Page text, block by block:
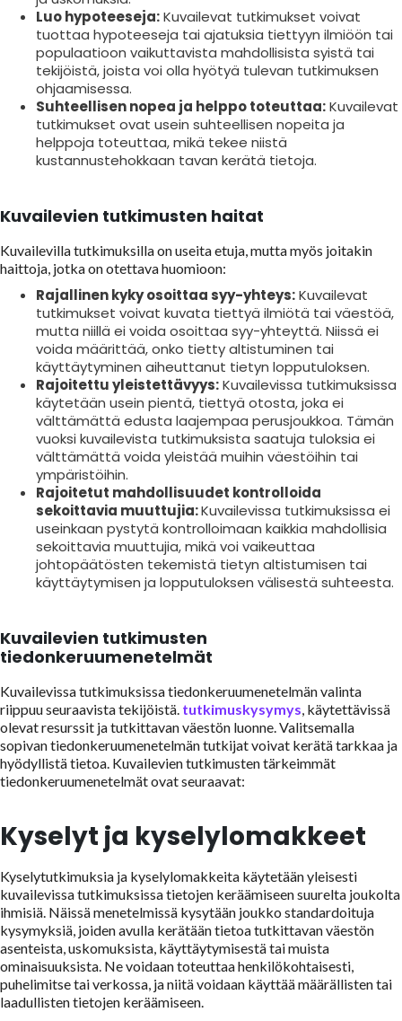
Luo hypoteeseja:Kuvailevat tutkimukset voivat
tuottaa hypoteeseja tai ajatuksia tiettyyn ilmiöön tai
populaatioon vaikuttavista mahdollisista syistä tai
tekijöistä, joista voi olla hyötyä tulevan tutkimuksen
ohjaamisessa.
Suhteellisen nopea ja helppo toteuttaa:Kuvailevat
tutkimukset ovat usein suhteellisen nopeita ja
helppoja toteuttaa, mikä tekee niistä
kustannustehokkaan tavan kerätä tietoja.
Kuvailevien tutkimusten haitat
Kuvailevilla tutkimuksilla on useita etuja, mutta myös joitakin
haittoja, jotka on otettava huomioon:
Rajallinen kyky osoittaa syy-yhteys:Kuvailevat
tutkimukset voivat kuvata tiettyä ilmiötä tai väestöä,
mutta niillä ei voida osoittaa syy-yhteyttä. Niissä ei
voida määrittää, onko tietty altistuminen tai
käyttäytyminen aiheuttanut tietyn lopputuloksen.
Rajoitettu yleistettävyys:Kuvailevissa tutkimuksissa
käytetään usein pientä, tiettyä otosta, joka ei
välttämättä edusta laajempaa perusjoukkoa. Tämän
vuoksi kuvailevista tutkimuksista saatuja tuloksia ei
välttämättä voida yleistää muihin väestöihin tai
ympäristöihin.
Rajoitetut mahdollisuudet kontrolloida
sekoittavia muuttujia:Kuvailevissa tutkimuksissa ei
useinkaan pystytä kontrolloimaan kaikkia mahdollisia
sekoittavia muuttujia, mikä voi vaikeuttaa
johtopäätösten tekemistä tietyn altistumisen tai
käyttäytymisen ja lopputuloksen välisestä suhteesta.
Kuvailevien tutkimusten
tiedonkeruumenetelmät
Kuvailevissa tutkimuksissa tiedonkeruumenetelmän valinta
riippuu seuraavista tekijöistä. tutkimuskysymys, käytettävissä
olevat resurssit ja tutkittavan väestön luonne. Valitsemalla
sopivan tiedonkeruumenetelmän tutkijat voivat kerätä tarkkaa ja
hyödyllistä tietoa. Kuvailevien tutkimusten tärkeimmät
tiedonkeruumenetelmät ovat seuraavat:
Kyselyt ja kyselylomakkeet
Kyselytutkimuksia ja kyselylomakkeita käytetään yleisesti
kuvailevissa tutkimuksissa tietojen keräämiseen suurelta joukolta
ihmisiä. Näissä menetelmissä kysytään joukko standardoituja
kysymyksiä, joiden avulla kerätään tietoa tutkittavan väestön
asenteista, uskomuksista, käyttäytymisestä tai muista
ominaisuuksista. Ne voidaan toteuttaa henkilökohtaisesti,
puhelimitse tai verkossa, ja niitä voidaan käyttää määrällisten tai
laadullisten tietojen keräämiseen.